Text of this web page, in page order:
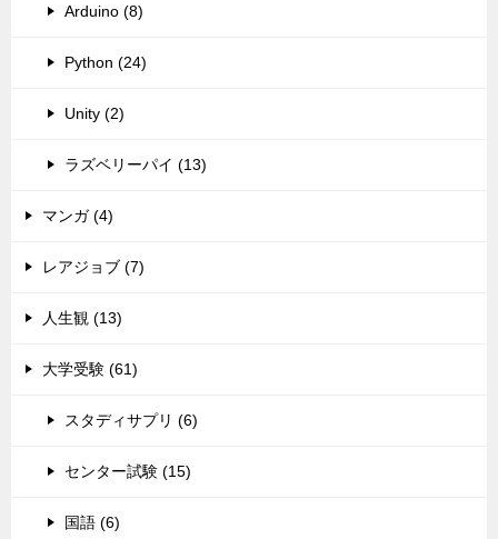
Arduino (8)
Python (24)
Unity (2)
ラズベリーパイ (13)
マンガ (4)
レアジョブ (7)
人生観 (13)
大学受験 (61)
スタディサプリ (6)
センター試験 (15)
国語 (6)